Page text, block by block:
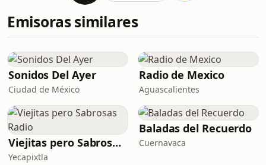
Emisoras similares
Sonidos Del Ayer
Ciudad de México
Radio de Mexico
Aguascalientes
Viejitas pero Sabrosas Radio
Yecapixtla
Baladas del Recuerdo
Cuernavaca